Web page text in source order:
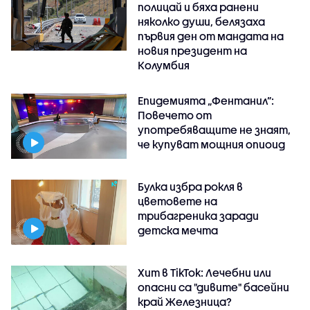
полицай и бяха ранени
няколко души, белязаха
първия ден от мандата на
новия президент на
Колумбия
Епидемията „Фентанил”:
Повечето от
употребяващите не знаят,
че купуват мощния опиоид
Булка избра рокля в
цветовете на
трибагреника заради
детска мечта
Хит в TikTok: Лечебни или
опасни са "дивите" басейни
край Железница?